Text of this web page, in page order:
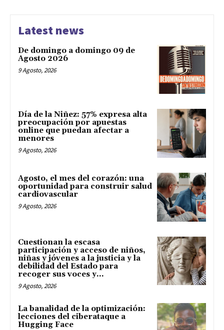
Latest news
De domingo a domingo 09 de
Agosto 2026
9 Agosto, 2026
Día de la Niñez: 57% expresa alta
preocupación por apuestas
online que puedan afectar a
menores
9 Agosto, 2026
Agosto, el mes del corazón: una
oportunidad para construir salud
cardiovascular
9 Agosto, 2026
Cuestionan la escasa
participación y acceso de niños,
niñas y jóvenes a la justicia y la
debilidad del Estado para
recoger sus voces y...
9 Agosto, 2026
La banalidad de la optimización:
lecciones del ciberataque a
Hugging Face